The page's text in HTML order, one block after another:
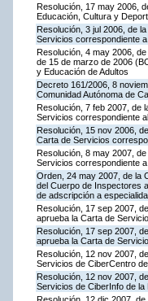
Resolución, 17 may 2006,
Educación, Cultura y
Resolución, 3 jul 2006, de
Servicios correspondiente
Resolución, 4 may 2006,
de 15 de marzo de 2006
y Educación de Adultos
Decreto 161/2006, 8
Comunidad Autónoma de
Resolución, 7 feb 2007, de
Servicios correspondiente
Resolución, 15 nov 2006,
Carta de Servicios
Resolución, 8 may 2007,
Servicios correspondiente
Orden, 24 may 2007, de la
del Cuerpo de Inspectores
de adscripción a
Resolución, 17 sep 2007,
aprueba la Carta de
Resolución, 17 sep 2007,
aprueba la Carta de
Resolución, 12 nov 2007,
Servicios de CiberCentro
Resolución, 12 nov 2007,
Servicios de CiberInfo de